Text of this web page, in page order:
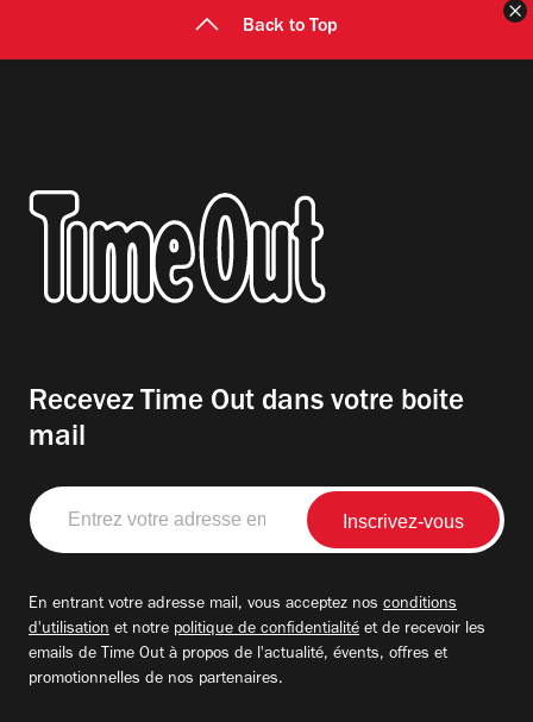
Back to Top
Recevez Time Out dans votre boite
mail
Entrez
votre
adresse
En entrant votre adresse mail, vous acceptez nos conditions
d'utilisation et notre politique de confidentialité et de recevoir les
emails de Time Out à propos de l'actualité, évents, offres et
promotionnelles de nos partenaires.